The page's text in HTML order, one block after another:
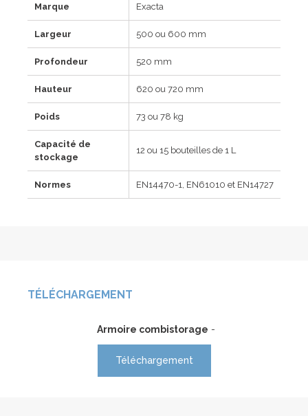
Marque Exacta
Largeur 500 ou 600 mm
Profondeur 520 mm
Hauteur 620 ou 720 mm
Poids 73 ou 78 kg
Capacité de
stockage
12 ou 15 bouteilles de 1 L
Normes EN14470-1, EN61010 et EN14727
TÉLÉCHARGEMENT
Armoire combistorage -
Téléchargement